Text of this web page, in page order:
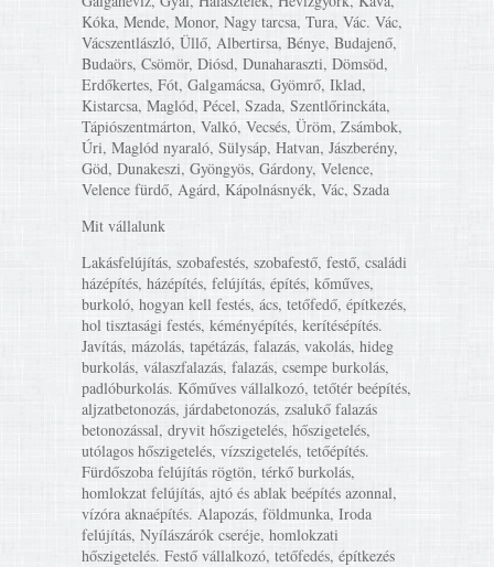
Kóka, Mende, Monor, Nagy tarcsa, Tura, Vác. Vác,
Vácszentlászló, Üllő, Albertirsa, Bénye, Budajenő,
Budaörs, Csömör, Diósd, Dunaharaszti, Dömsöd,
Erdőkertes, Fót, Galgamácsa, Gyömrő, Iklad,
Kistarcsa, Maglód, Pécel, Szada, Szentlőrinckáta,
Tápiószentmárton, Valkó, Vecsés, Üröm, Zsámbok,
Úri, Maglód nyaraló, Sülysáp, Hatvan, Jászberény,
Göd, Dunakeszi, Gyöngyös, Gárdony, Velence,
Velence fürdő, Agárd, Kápolnásnyék, Vác, Szada
Mit vállalunk
Lakásfelújítás, szobafestés, szobafestő, festő, családi
házépítés, házépítés, felújítás, építés, kőműves,
burkoló, hogyan kell festés, ács, tetőfedő, építkezés,
hol tisztasági festés, kéményépítés, kerítésépítés.
Javítás, mázolás, tapétázás, falazás, vakolás, hideg
burkolás, válaszfalazás, falazás, csempe burkolás,
padlóburkolás. Kőműves vállalkozó, tetőtér beépítés,
aljzatbetonozás, járdabetonozás, zsalukő falazás
betonozással, dryvit hőszigetelés, hőszigetelés,
utólagos hőszigetelés, vízszigetelés, tetőépítés.
Fürdőszoba felújítás rögtön, térkő burkolás,
homlokzat felújítás, ajtó és ablak beépítés azonnal,
vízóra aknaépítés. Alapozás, földmunka, Iroda
felújítás, Nyílászárók cseréje, homlokzati
hőszigetelés. Festő vállalkozó, tetőfedés, építkezés